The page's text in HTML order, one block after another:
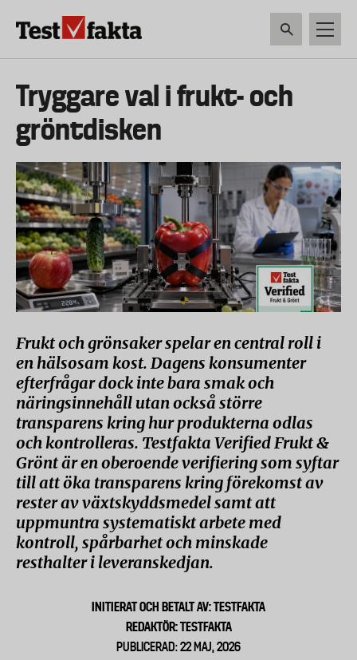
Huvudmeny
ny
Tryggare val i frukt- och
gröntdisken
Frukt och grönsaker spelar en central roll i
en hälsosam kost. Dagens konsumenter
efterfrågar dock inte bara smak och
näringsinnehåll utan också större
transparens kring hur produkterna odlas
och kontrolleras. Testfakta Verified Frukt &
Grönt är en oberoende verifiering som syftar
till att öka transparens kring förekomst av
rester av växtskyddsmedel samt att
uppmuntra systematiskt arbete med
kontroll, spårbarhet och minskade
resthalter i leveranskedjan.
INITIERAT OCH BETALT AV: TESTFAKTA
REDAKTÖR: TESTFAKTA
PUBLICERAD: 22 MAJ, 2026